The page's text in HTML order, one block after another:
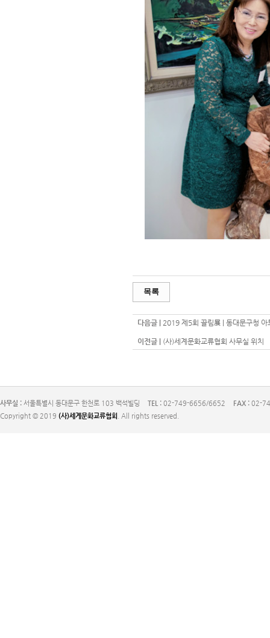
목록
다음글 | 2019 제5회 끌림展 | 동대문구청
이전글 | (사)세계문화교류협회 사무실 위치
사무실 : 서울특별시 동대문구 한천로 103 백석빌딩 TEL : 02-749-6656/6652 FAX : 02-
Copyright © 2019 (사)세계문화교류협회 . All rights reserved.